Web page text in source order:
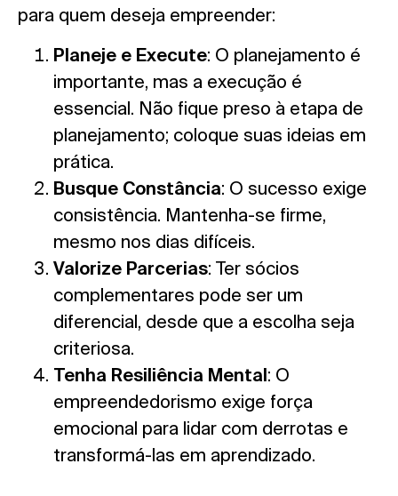
para quem deseja empreender:
Planeje e Execute: O planejamento é
importante, mas a execução é
essencial. Não fique preso à etapa de
planejamento; coloque suas ideias em
prática.
Busque Constância: O sucesso exige
consistência. Mantenha-se firme,
mesmo nos dias difíceis.
Valorize Parcerias: Ter sócios
complementares pode ser um
diferencial, desde que a escolha seja
criteriosa.
Tenha Resiliência Mental: O
empreendedorismo exige força
emocional para lidar com derrotas e
transformá-las em aprendizado.